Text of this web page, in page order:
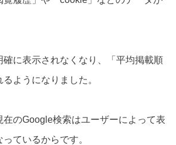
確に表示されなくなり、「平均掲載順
ようになりました。
在のGoogle検索はユーザーによって表
ているからです。